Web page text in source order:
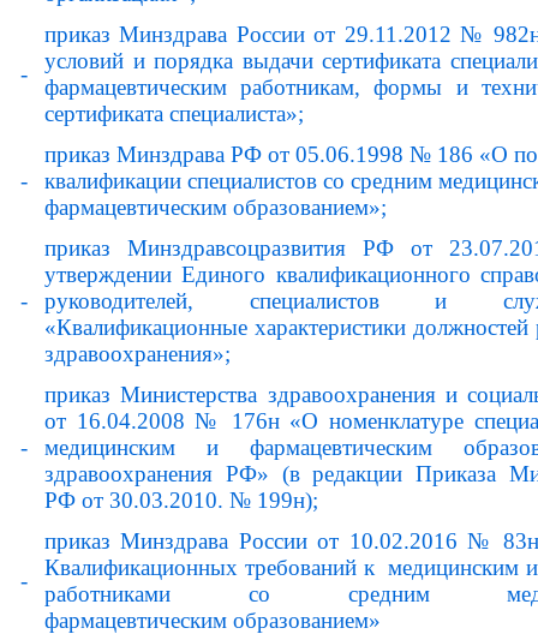
-
приказ Минздрава России от 29.11.2012 №
условий и порядка выдачи сертификата
фармацевтическим работникам, формы и
сертификата специалиста»;
-
приказ Минздрава РФ от 05.06.1998 № 186 «О
квалификации специалистов со средним
фармацевтическим образованием»;
-
приказ Минздравсоцразвития РФ от
утверждении Единого квалификационного
руководителей, специалистов и
«Квалификационные характеристики должностей
здравоохранения»;
-
приказ Министерства здравоохранения и
от 16.04.2008 № 176н «О номенклатуре
медицинским и фармацевтическим
здравоохранения РФ» (в редакции Приказа
РФ от 30.03.2010. № 199н);
-
приказ Минздрава России от 10.02.2016 №
Квалификационных требований к медицинским
работниками со средним
фармацевтическим образованием»